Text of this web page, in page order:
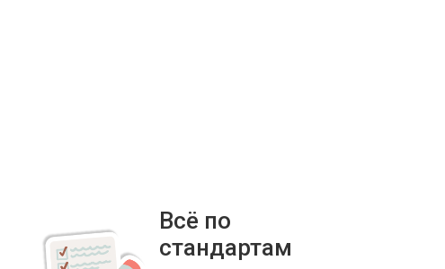
Всё по
стандартам